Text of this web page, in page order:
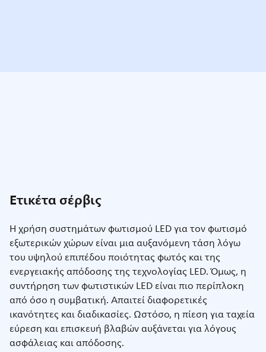
Ετικέτα σέρβις
Η χρήση συστημάτων φωτισμού LED για τον φωτισμό
εξωτερικών χώρων είναι μια αυξανόμενη τάση λόγω
του υψηλού επιπέδου ποιότητας φωτός και της
ενεργειακής απόδοσης της τεχνολογίας LED. Όμως, η
συντήρηση των φωτιστικών LED είναι πιο περίπλοκη
από όσο η συμβατική. Απαιτεί διαφορετικές
ικανότητες και διαδικασίες. Ωστόσο, η πίεση για ταχεία
εύρεση και επισκευή βλαβών αυξάνεται για λόγους
ασφάλειας και απόδοσης.